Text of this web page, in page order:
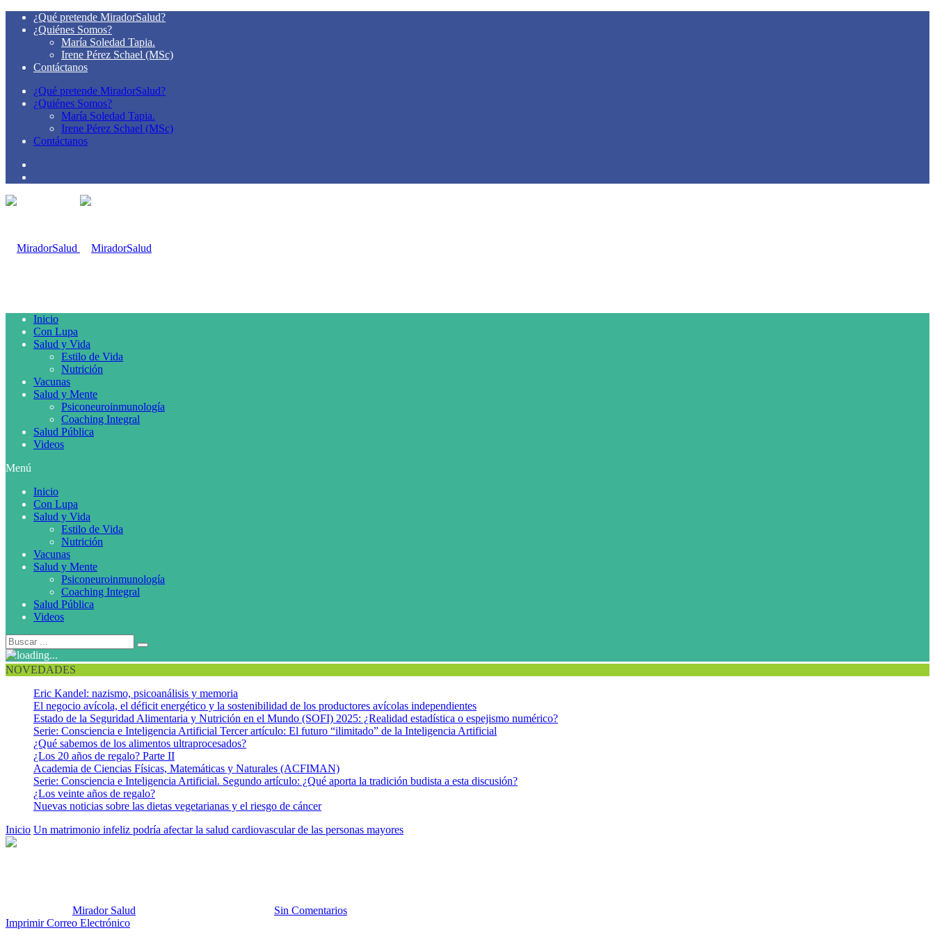
¿Qué pretende MiradorSalud?
¿Quiénes Somos?
María Soledad Tapia.
Irene Pérez Schael (MSc)
Contáctanos
¿Qué pretende MiradorSalud?
¿Quiénes Somos?
María Soledad Tapia.
Irene Pérez Schael (MSc)
Contáctanos
Inicio
Con Lupa
Salud y Vida
Estilo de Vida
Nutrición
Vacunas
Salud y Mente
Psiconeuroinmunología
Coaching Integral
Salud Pública
Videos
Menú
Inicio
Con Lupa
Salud y Vida
Estilo de Vida
Nutrición
Vacunas
Salud y Mente
Psiconeuroinmunología
Coaching Integral
Salud Pública
Videos
NOVEDADES
Eric Kandel: nazismo, psicoanálisis y memoria
El negocio avícola, el déficit energético y la sostenibilidad de los productores avícolas independientes
Estado de la Seguridad Alimentaria y Nutrición en el Mundo (SOFI) 2025: ¿Realidad estadística o espejismo numérico?
Serie: Consciencia e Inteligencia Artificial Tercer artículo: El futuro “ilimitado” de la Inteligencia Artificial
¿Qué sabemos de los alimentos ultraprocesados?
¿Los 20 años de regalo? Parte II
Academia de Ciencias Físicas, Matemáticas y Naturales (ACFIMAN)
Serie: Consciencia e Inteligencia Artificial. Segundo artículo: ¿Qué aporta la tradición budista a esta discusión?
¿Los veinte años de regalo?
Nuevas noticias sobre las dietas vegetarianas y el riesgo de cáncer
Inicio Un matrimonio infeliz podría afectar la salud cardiovascular de las personas mayores
Mirador Salud
Sin Comentarios
Imprimir Correo Electrónico